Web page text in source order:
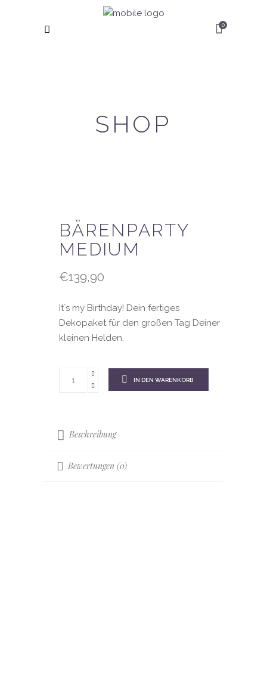
0
SHOP
BÄRENPARTY
MEDIUM
€139,90
It´s my Birthday! Dein fertiges
Dekopaket für den großen Tag Deiner
kleinen Helden.
IN DEN WARENKORB
Beschreibung
Bewertungen (0)